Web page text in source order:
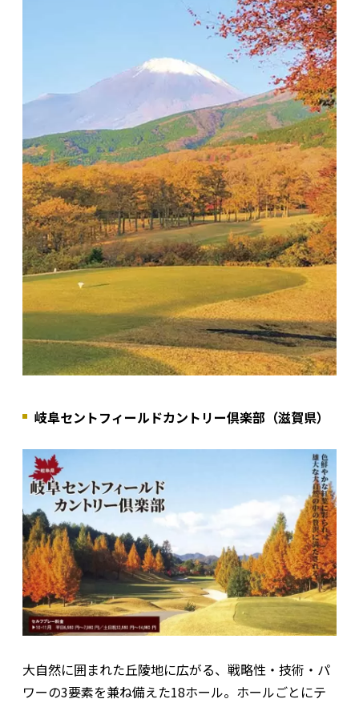
岐阜セントフィールドカントリー倶楽部（滋賀県）
大自然に囲まれた丘陵地に広がる、戦略性・技術・パ
ワーの3要素を兼ね備えた18ホール。ホールごとにテ